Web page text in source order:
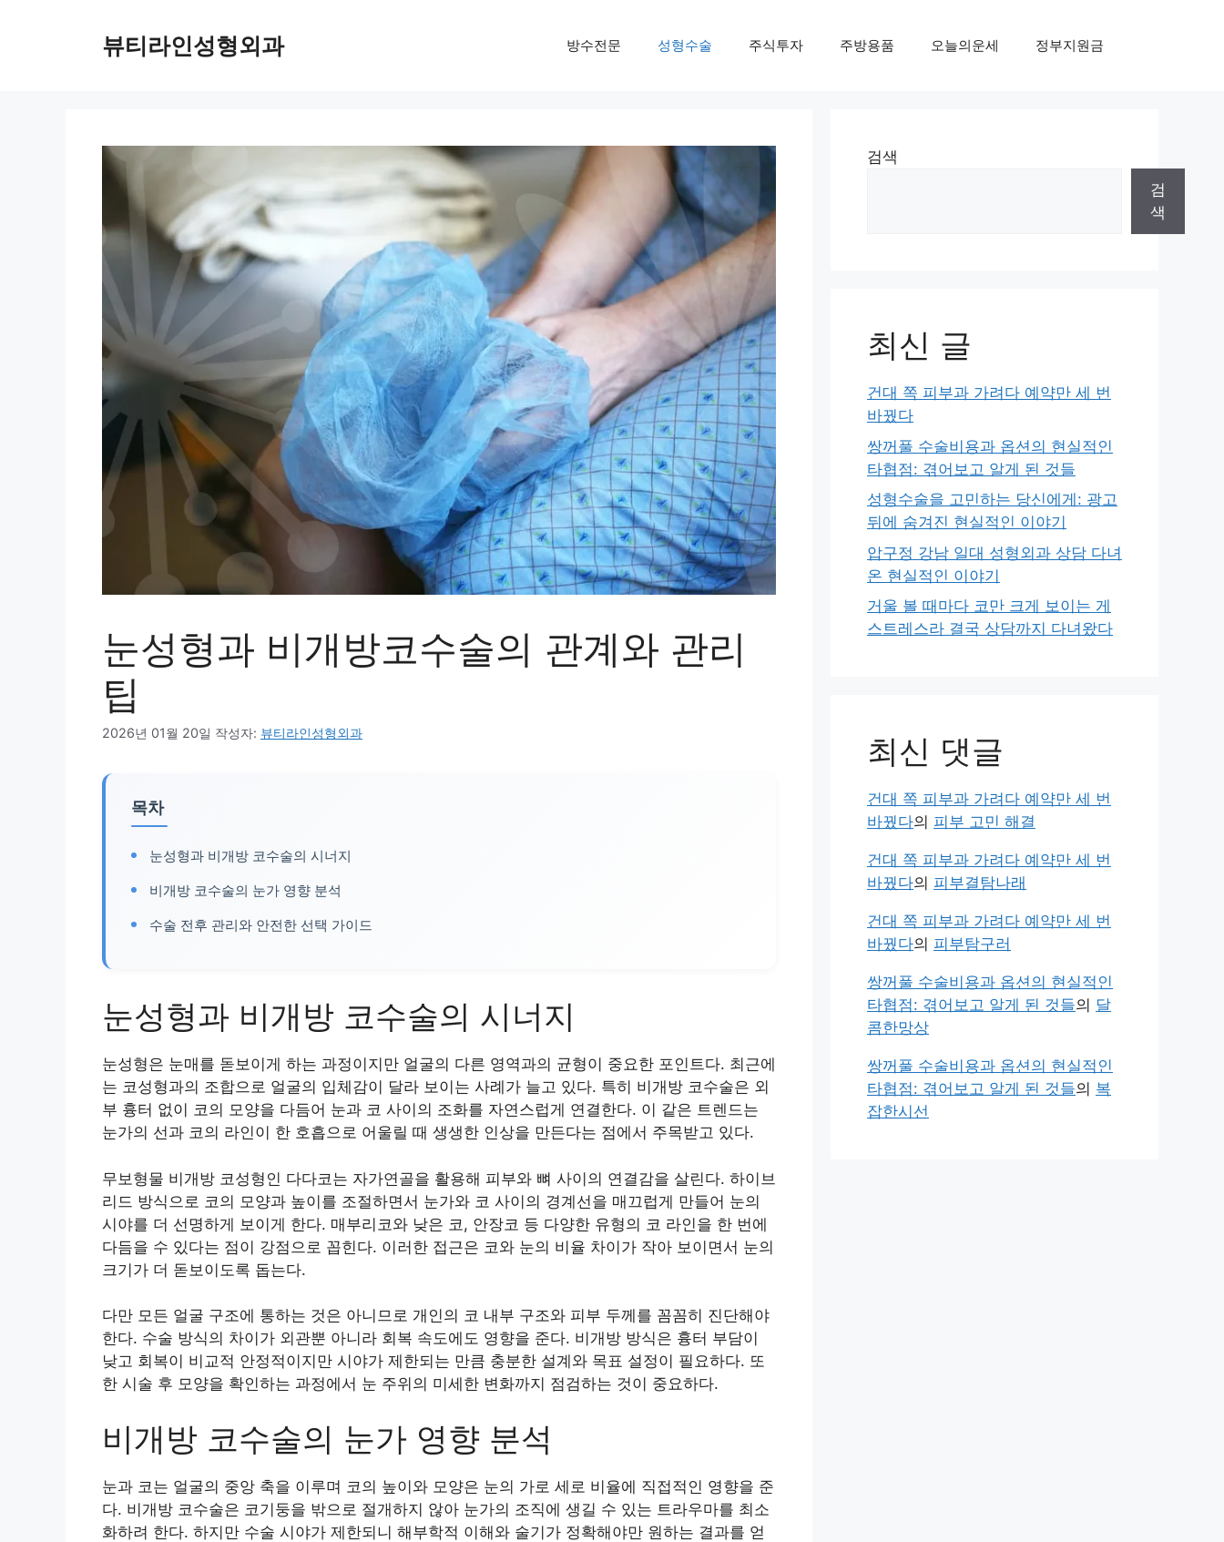
뷰티라인성형외과 방수전문 성형수술 주식투자 주방용품 오늘의운세 정부지원금
눈성형과 비개방코수술의 관계와 관리
팁
2026년 01월 20일 작성자: 뷰티라인성형외과
목차
눈성형과 비개방 코수술의 시너지
비개방 코수술의 눈가 영향 분석
수술 전후 관리와 안전한 선택 가이드
눈성형과 비개방 코수술의 시너지
눈성형은 눈매를 돋보이게 하는 과정이지만 얼굴의 다른 영역과의 균형이 중요한 포인트다. 최근에
는 코성형과의 조합으로 얼굴의 입체감이 달라 보이는 사례가 늘고 있다. 특히 비개방 코수술은 외
부 흉터 없이 코의 모양을 다듬어 눈과 코 사이의 조화를 자연스럽게 연결한다. 이 같은 트렌드는
눈가의 선과 코의 라인이 한 호흡으로 어울릴 때 생생한 인상을 만든다는 점에서 주목받고 있다.
무보형물 비개방 코성형인 다다코는 자가연골을 활용해 피부와 뼈 사이의 연결감을 살린다. 하이브
리드 방식으로 코의 모양과 높이를 조절하면서 눈가와 코 사이의 경계선을 매끄럽게 만들어 눈의
시야를 더 선명하게 보이게 한다. 매부리코와 낮은 코, 안장코 등 다양한 유형의 코 라인을 한 번에
다듬을 수 있다는 점이 강점으로 꼽힌다. 이러한 접근은 코와 눈의 비율 차이가 작아 보이면서 눈의
크기가 더 돋보이도록 돕는다.
다만 모든 얼굴 구조에 통하는 것은 아니므로 개인의 코 내부 구조와 피부 두께를 꼼꼼히 진단해야
한다. 수술 방식의 차이가 외관뿐 아니라 회복 속도에도 영향을 준다. 비개방 방식은 흉터 부담이
낮고 회복이 비교적 안정적이지만 시야가 제한되는 만큼 충분한 설계와 목표 설정이 필요하다. 또
한 시술 후 모양을 확인하는 과정에서 눈 주위의 미세한 변화까지 점검하는 것이 중요하다.
비개방 코수술의 눈가 영향 분석
눈과 코는 얼굴의 중앙 축을 이루며 코의 높이와 모양은 눈의 가로 세로 비율에 직접적인 영향을 준
다. 비개방 코수술은 코기둥을 밖으로 절개하지 않아 눈가의 조직에 생길 수 있는 트라우마를 최소
화하려 한다. 하지만 수술 시야가 제한되니 해부학적 이해와 술기가 정확해야만 원하는 결과를 얻
검색
검
색
최신 글
건대 쪽 피부과 가려다 예약만 세 번
바꿨다
쌍꺼풀 수술비용과 옵션의 현실적인
타협점: 겪어보고 알게 된 것들
성형수술을 고민하는 당신에게: 광고
뒤에 숨겨진 현실적인 이야기
압구정 강남 일대 성형외과 상담 다녀
온 현실적인 이야기
거울 볼 때마다 코만 크게 보이는 게
스트레스라 결국 상담까지 다녀왔다
최신 댓글
건대 쪽 피부과 가려다 예약만 세 번
바꿨다의 피부 고민 해결
건대 쪽 피부과 가려다 예약만 세 번
바꿨다의 피부결탐나래
건대 쪽 피부과 가려다 예약만 세 번
바꿨다의 피부탐구러
쌍꺼풀 수술비용과 옵션의 현실적인
타협점: 겪어보고 알게 된 것들의 달
콤한망상
쌍꺼풀 수술비용과 옵션의 현실적인
타협점: 겪어보고 알게 된 것들의 복
잡한시선